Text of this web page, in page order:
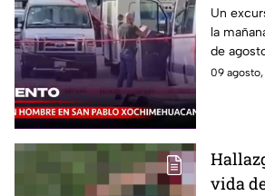
vida
Un
la
de
asalto en
09
vida